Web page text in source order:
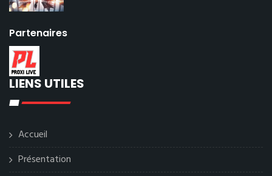
Partenaires
LIENS UTILES
Accueil
Présentation